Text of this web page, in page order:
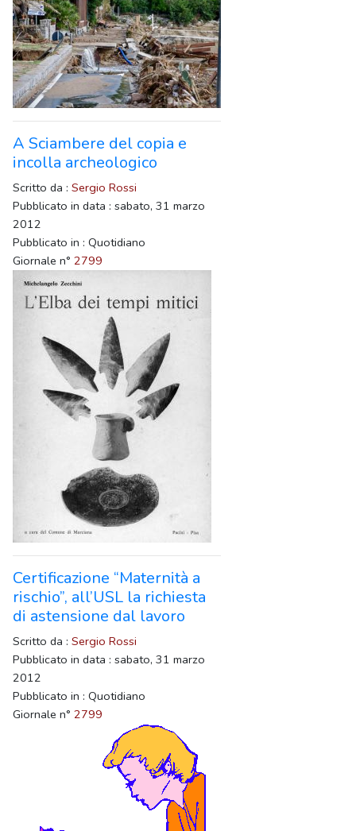
A Sciambere del copia e
incolla archeologico
Scritto da : Sergio Rossi
Pubblicato in data : sabato, 31 marzo
2012
Pubblicato in : Quotidiano
Giornale n° 2799
Certificazione “Maternità a
rischio”, all’USL la richiesta
di astensione dal lavoro
Scritto da : Sergio Rossi
Pubblicato in data : sabato, 31 marzo
2012
Pubblicato in : Quotidiano
Giornale n° 2799